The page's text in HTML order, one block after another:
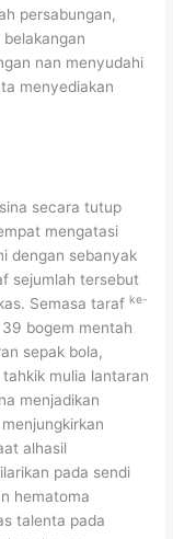
persabungan,
nan menyudahi
menyediakan
secara tutup
mengatasi
dengan sebanyak
sejumlah tersebut
Semasa tarafke-
bogem mentah
sepak bola,
mulia lantaran
menjadikan
alhasil
pada sendi
hematoma
talenta pada